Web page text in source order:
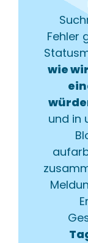
Fehler
wie
und in